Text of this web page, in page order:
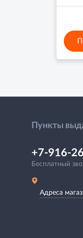
Пункты
+7-916-
Бесплатный
Адреса